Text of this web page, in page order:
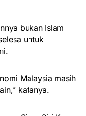
bukan Islam
untuk
Malaysia masih
katanya.